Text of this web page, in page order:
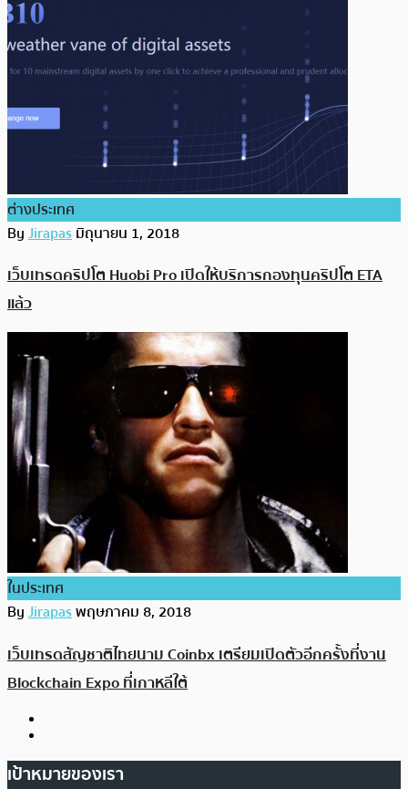
ต่างประเทศ
ByJirapasมิถุนายน 1, 2018
เว็บเทรดคริปโต Huobi Pro เปิดให้บริการกองทุนคริปโต ETA
แล้ว
ในประเทศ
ByJirapasพฤษภาคม 8, 2018
เว็บเทรดสัญชาติไทยนาม Coinbx เตรียมเปิดตัวอีกครั้งที่งาน
Blockchain Expo ที่เกาหลีใต้
เป้าหมายของเรา